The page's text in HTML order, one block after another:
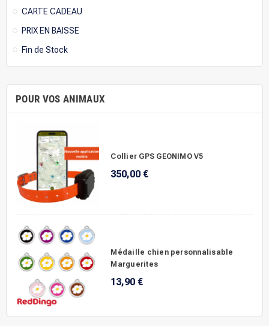
CARTE CADEAU
PRIX EN BAISSE
Fin de Stock
POUR VOS ANIMAUX
Collier GPS GEONIMO V5
350,00 €
Médaille chien personnalisable
Marguerites
13,90 €